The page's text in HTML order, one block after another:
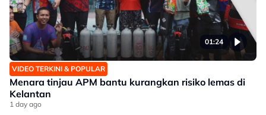
01:24
VIDEO TERKINI & POPULAR
Menara tinjau APM bantu kurangkan risiko lemas di
Kelantan
1 day ago